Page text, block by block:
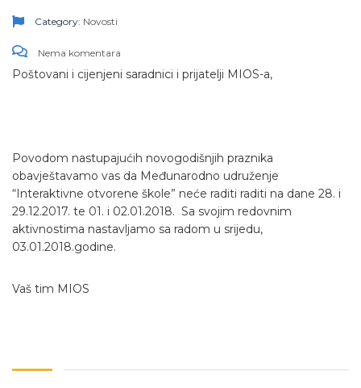
Category: Novosti
Nema komentara
Poštovani i cijenjeni saradnici i prijatelji MIOS-a,
Povodom nastupajućih novogodišnjih praznika
obavještavamo vas da Međunarodno udruženje
“Interaktivne otvorene škole” neće raditi raditi na dane 28. i
29.12.2017. te 01. i 02.01.2018. Sa svojim redovnim
aktivnostima nastavljamo sa radom u srijedu,
03.01.2018.godine.
Vaš tim MIOS